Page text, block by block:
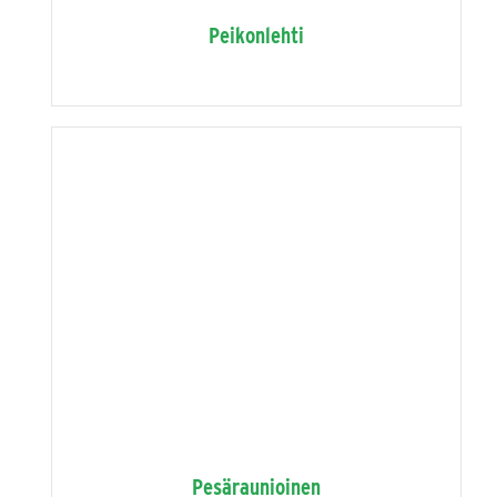
Peikonlehti
Pesäraunioinen